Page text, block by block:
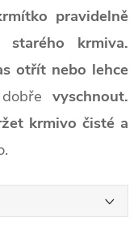
pravidelně
krmiva.
otřít nebo lehce
dobře vyschnout.
krmivo čisté a